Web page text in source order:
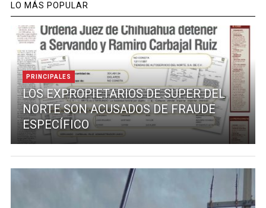
LO MÁS POPULAR
PRINCIPALES
LOS EXPROPIETARIOS DE SUPER DEL
NORTE SON ACUSADOS DE FRAUDE
ESPECÍFICO